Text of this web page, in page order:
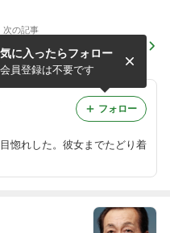
次の記事
惚れした。彼女までたどり着
気に入ったらフォロー
会員登録は不要です
フォロー